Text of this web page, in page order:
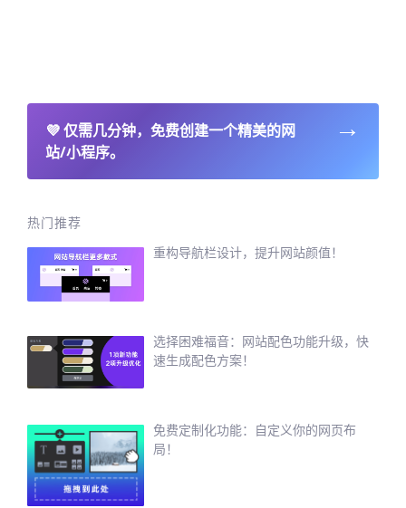
💜仅需几分钟，免费创建一个精美的网
站/小程序。
→
热门推荐
重构导航栏设计，提升网站颜值！
选择困难福音：网站配色功能升级，快
速生成配色方案！
免费定制化功能：自定义你的网页布
局！